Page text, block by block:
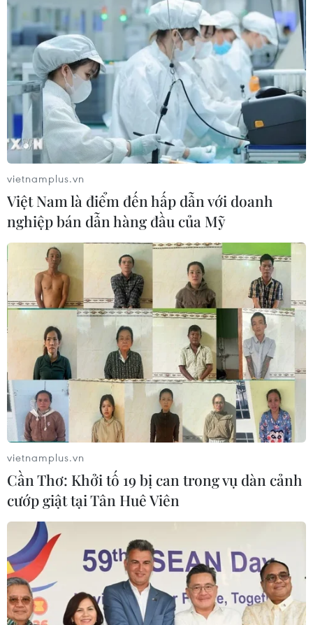
vietnamplus.vn
Việt Nam là điểm đến hấp dẫn với doanh
nghiệp bán dẫn hàng đầu của Mỹ
vietnamplus.vn
Cần Thơ: Khởi tố 19 bị can trong vụ dàn cảnh
cướp giật tại Tân Huê Viên